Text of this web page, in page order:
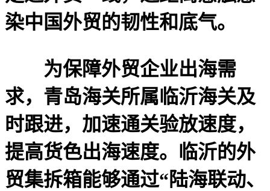
染中国外贸的韧性和底气。
为保障外贸企业出海需
求，青岛海关所属临沂海关及
时跟进，加速通关验放速度，
提高货色出海速度。临沂的外
贸集拆箱能够通过“陆海联动、